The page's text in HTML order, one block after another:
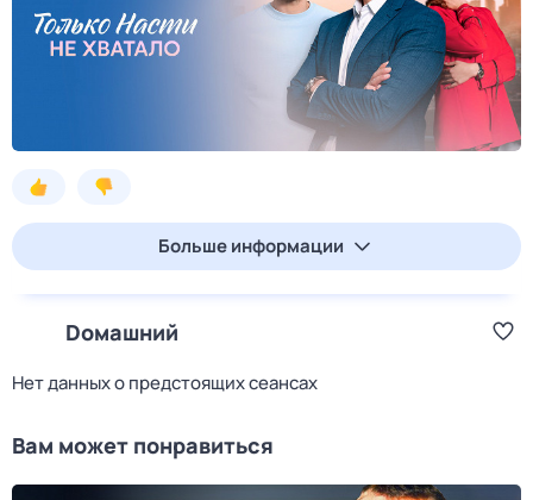
Больше информации
Dомашний
Нет данных о предстоящих сеансах
Вам может понравиться